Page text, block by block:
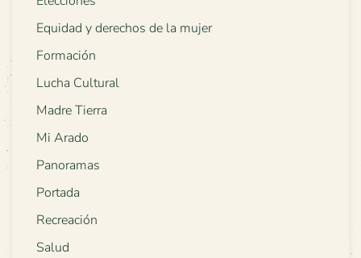
Equidad y derechos de la mujer
Formación
Lucha Cultural
Madre Tierra
Mi Arado
Panoramas
Portada
Recreación
Salud